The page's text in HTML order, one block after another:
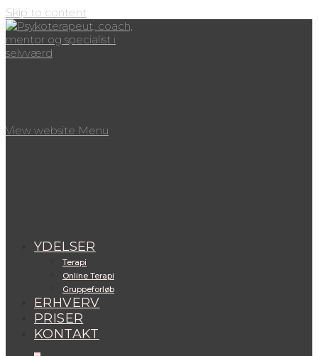
Skip to content
View website Menu
YDELSER
Terapi
Online Terapi
Gruppeforløb
ERHVERV
PRISER
KONTAKT